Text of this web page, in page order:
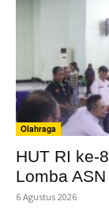
Olahraga
HUT RI ke-
Lomba
6 Agustus 2026